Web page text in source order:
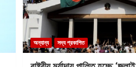
অন্যান্য সদ্য প্রকাশিত